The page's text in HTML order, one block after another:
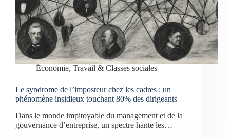
Économie, Travail & Classes sociales
Le syndrome de l’imposteur chez les cadres : un
phénomène insidieux touchant 80% des dirigeants
Dans le monde impitoyable du management et de la
gouvernance d’entreprise, un spectre hante les…